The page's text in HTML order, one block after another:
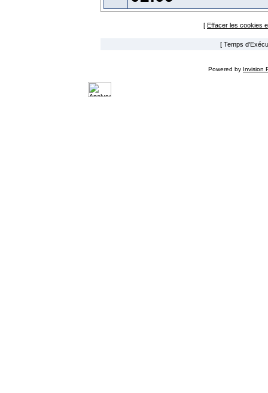
[ Effacer les cookies
[ Temps
Powered by Invision